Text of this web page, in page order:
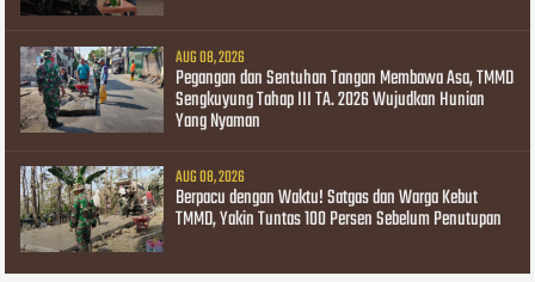
AUG 08, 2026
Pegangan dan Sentuhan Tangan Membawa Asa, TMMD
Sengkuyung Tahap III TA. 2026 Wujudkan Hunian
Yang Nyaman
AUG 08, 2026
Berpacu dengan Waktu! Satgas dan Warga Kebut
TMMD, Yakin Tuntas 100 Persen Sebelum Penutupan